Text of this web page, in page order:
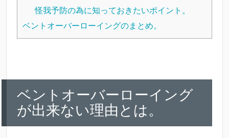
怪我予防の為に知っておきたいポイント。
ベントオーバーローイングのまとめ。
ベントオーバーローイング
が出来ない理由とは。